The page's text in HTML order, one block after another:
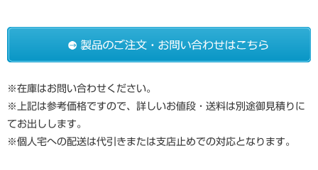
※在庫はお問い合わせください。
※上記は参考価格ですので、詳しいお値段・送料は別途御見積りに
てお出しします。
※個人宅への配送は代引きまたは支店止めでの対応となります。